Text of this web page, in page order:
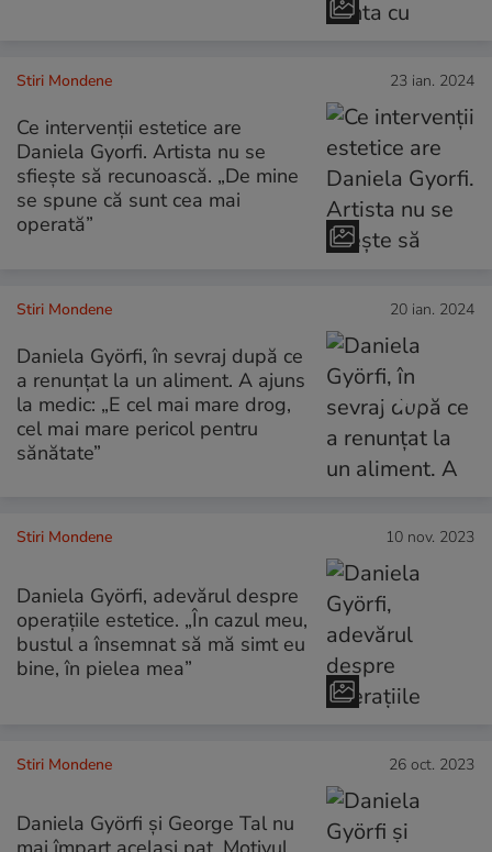
Stiri Mondene 23 ian. 2024
Ce intervenții estetice are
Daniela Gyorfi. Artista nu se
sfiește să recunoască. „De mine
se spune că sunt cea mai
operată”
Stiri Mondene 20 ian. 2024
Daniela Györfi, în sevraj după ce
a renunțat la un aliment. A ajuns
la medic: „E cel mai mare drog,
cel mai mare pericol pentru
sănătate”
Stiri Mondene 10 nov. 2023
Daniela Györfi, adevărul despre
operațiile estetice. „În cazul meu,
bustul a însemnat să mă simt eu
bine, în pielea mea”
Stiri Mondene 26 oct. 2023
Daniela Györfi și George Tal nu